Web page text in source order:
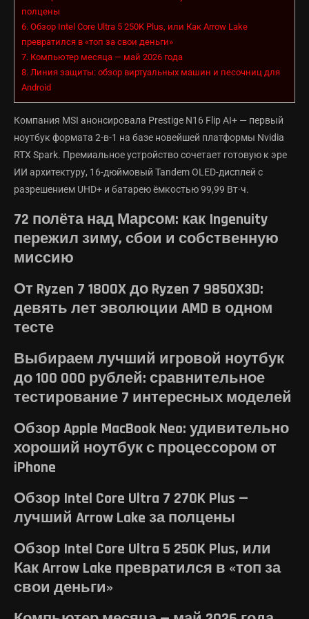
полцены
6. Обзор Intel Core Ultra 5 250K Plus, или Как Arrow Lake
превратился в «топ за свои деньги»
7. Компьютер месяца — май 2026 года
8. Линия защиты: обзор виртуальных машин и песочниц для
Android
Компания MSI анонсировала Prestige N16 Flip AI+ — первый
ноутбук формата 2-в-1 на базе новейшей платформы Nvidia
RTX Spark. Премиальное устройство сочетает готовую к эре
ИИ архитектуру, 16-дюймовый Tandem OLED-дисплей с
разрешением UHD+ и батарею ёмкостью 99,99 Вт·ч.
72 полёта над Марсом: как Ingenuity
пережил зиму, сбои и собственную
миссию
От Ryzen 7 1800X до Ryzen 7 9850X3D:
девять лет эволюции AMD в одном
тесте
Выбираем лучший игровой ноутбук
до 100 000 рублей: сравнительное
тестирование 7 интересных моделей
Обзор Apple MacBook Neo: удивительно
хороший ноутбук с процессором от
iPhone
Обзор Intel Core Ultra 7 270K Plus —
лучший Arrow Lake за полцены
Обзор Intel Core Ultra 5 250K Plus, или
Как Arrow Lake превратился в «топ за
свои деньги»